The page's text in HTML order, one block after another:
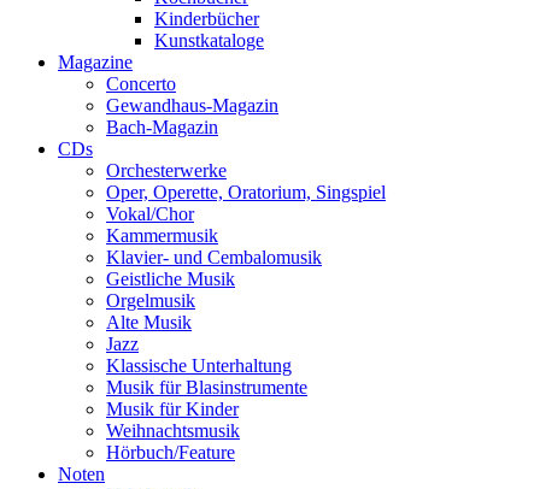
Kinderbücher
Kunstkataloge
Magazine
Concerto
Gewandhaus-Magazin
Bach-Magazin
CDs
Orchesterwerke
Oper, Operette, Oratorium, Singspiel
Vokal/Chor
Kammermusik
Klavier- und Cembalomusik
Geistliche Musik
Orgelmusik
Alte Musik
Jazz
Klassische Unterhaltung
Musik für Blasinstrumente
Musik für Kinder
Weihnachtsmusik
Hörbuch/Feature
Noten